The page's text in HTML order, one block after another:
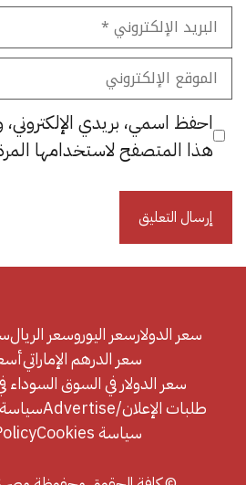
البريد
الإلكتروني
الموقع
الإلكتروني
احفظ اسمي، بريدي الإلكتروني،
هذا المتصفح لاستخدامها
سعر الدولارسعر اليوروسعر الريال
سعر الدرهم الإماراتي
سعر الدولار في السوق السوداء في
طلبات الإعلان/Advertise
سياسة Cookies